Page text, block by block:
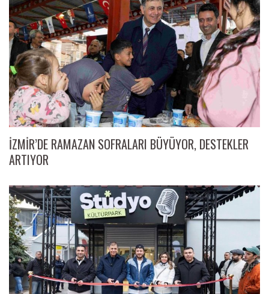
İZMİR’DE RAMAZAN SOFRALARI BÜYÜYOR, DESTEKLER
ARTIYOR